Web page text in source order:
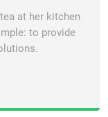
at her kitchen
to provide